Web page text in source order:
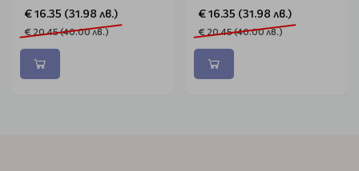
€ 16.35 (31.98 лв.)
€ 20.45 (40.00 лв.)
€ 16.35 (31.98 лв.)
€ 20.45 (40.00 лв.)